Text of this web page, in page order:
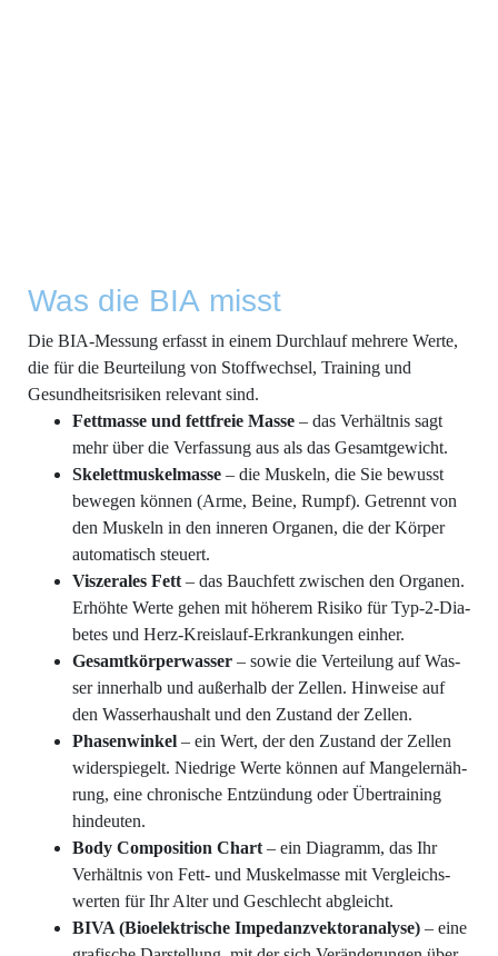
Was die BIA misst
Die BIA-Mes­sung erfasst in einem Durch­lauf meh­re­re Wer­te,
die für die Beur­tei­lung von Stoff­wech­sel, Trai­ning und
Gesund­heits­ri­si­ken rele­vant sind.
Fett­mas­se und fett­freie Mas­se – das Ver­hält­nis sagt
mehr über die Ver­fas­sung aus als das Gesamtgewicht.
Ske­lett­mus­kel­mas­se – die Mus­keln, die Sie bewusst
bewe­gen kön­nen (Arme, Bei­ne, Rumpf). Getrennt von
den Mus­keln in den inne­ren Orga­nen, die der Kör­per
auto­ma­tisch steuert.
Vis­ze­ra­les Fett – das Bauch­fett zwi­schen den Orga­nen.
Erhöh­te Wer­te gehen mit höhe­rem Risi­ko für Typ-2-Dia­
be­tes und Herz-Kreis­lauf-Erkran­kun­gen einher.
Gesamt­kör­per­was­ser – sowie die Ver­tei­lung auf Was­
ser inner­halb und außer­halb der Zel­len. Hin­wei­se auf
den Was­ser­haus­halt und den Zustand der Zellen.
Pha­sen­win­kel – ein Wert, der den Zustand der Zel­len
wider­spie­gelt. Nied­ri­ge Wer­te kön­nen auf Man­gel­er­näh­
rung, eine chro­ni­sche Ent­zün­dung oder Über­trai­ning
hindeuten.
Body Com­po­si­ti­on Chart – ein Dia­gramm, das Ihr
Ver­hält­nis von Fett- und Mus­kel­mas­se mit Ver­gleichs­
wer­ten für Ihr Alter und Geschlecht abgleicht.
BIVA (Bio­elek­tri­sche Impe­danz­vek­tor­ana­ly­se) – eine